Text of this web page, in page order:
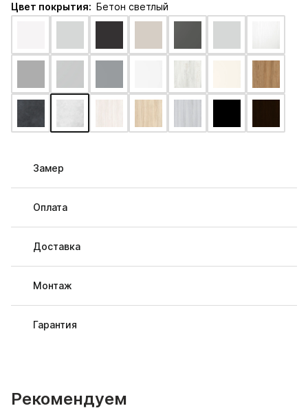
Цвет покрытия: Бетон светлый
Замер
Оплата
Доставка
Монтаж
Гарантия
Рекомендуем